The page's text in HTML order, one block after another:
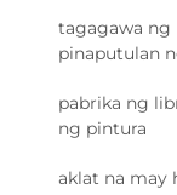
tagagawa ng
pinaputulan
pabrika ng
ng pintura
aklat na may